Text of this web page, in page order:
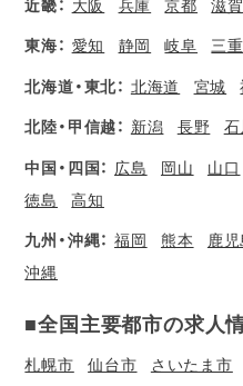
近畿： 大阪 兵庫 京都 滋賀
東海： 愛知 静岡 岐阜 三重
北海道・東北： 北海道 宮城
北陸・甲信越： 新潟 長野 石
中国・四国： 広島 岡山 山口
徳島
高知
九州・沖縄： 福岡 熊本 鹿児
沖縄
■全国主要都市の求人
札幌市 仙台市 さいたま市